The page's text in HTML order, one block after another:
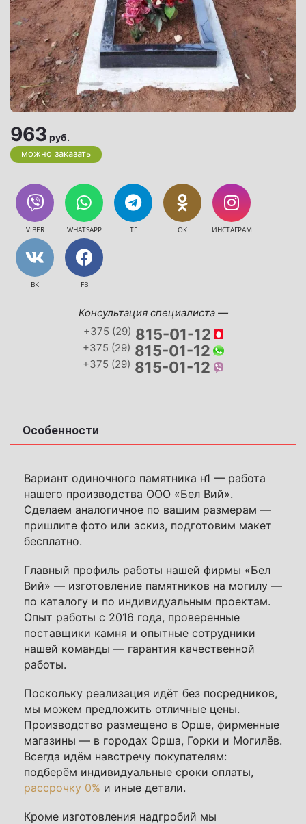
963 руб.
можно заказать
VIBER WHATSAPP ТГ ОК ИНСТАГРАМ
ВК FB
Консультация специалиста —
+375 (29) 815-01-12
+375 (29) 815-01-12
+375 (29) 815-01-12
Особенности
Вариант одиночного памятника н1 — работа
нашего производства ООО «Бел Вий».
Сделаем аналогичное по вашим размерам —
пришлите фото или эскиз, подготовим макет
бесплатно.
Главный профиль работы нашей фирмы «Бел
Вий» — изготовление памятников на могилу —
по каталогу и по индивидуальным проектам.
Опыт работы с 2016 года, проверенные
поставщики камня и опытные сотрудники
нашей команды — гарантия качественной
работы.
Поскольку реализация идёт без посредников,
мы можем предложить отличные цены.
Производство размещено в Орше, фирменные
магазины — в городах Орша, Горки и Могилёв.
Всегда идём навстречу покупателям:
подберём индивидуальные сроки оплаты,
рассрочку 0% и иные детали.
Кроме изготовления надгробий мы